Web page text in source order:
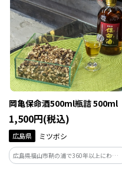
のリキュールです。
岡亀保命酒500ml瓶詰 500ml
1,500円(税込)
広島県 ミツボシ
広島県福山市鞆の浦で360年以上にわたり
造り続けられている特産品「保命酒」。